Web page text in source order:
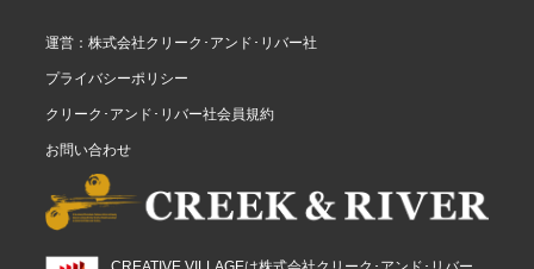
運営：株式会社クリーク･アンド･リバー社
プライバシーポリシー
クリーク･アンド･リバー社会員規約
お問い合わせ